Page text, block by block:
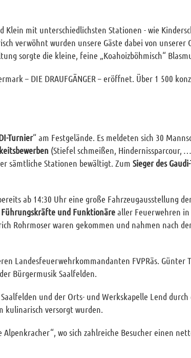
Klein mit unterschiedlichsten Stationen - wie
verwöhnt wurden unsere Gäste dabei von unserer
sorgte die kleine, feine „Koahoizböhmisch“
– DIE DRAUFGÄNGER – eröffnet. Über 1 500
Turnier“ am Festgelände. Es meldeten sich 30
(Stiefel schmeißen, Hindernissparcour,
sämtliche Stationen bewältigt. Zum Sieger des
ab 14:30 Uhr eine große Fahrzeugausstellung
Führungskräfte und Funktionärealler Feuerwehren in
Rohrmoser waren gekommen und nahmen nach
Landesfeuerwehrkommandanten FVPRäs. Günter
Bürgermusik Saalfelden.
und der Orts- und Werkskapelle Lend durch
kulinarisch versorgt wurden.
wo sich zahlreiche Besucher einen